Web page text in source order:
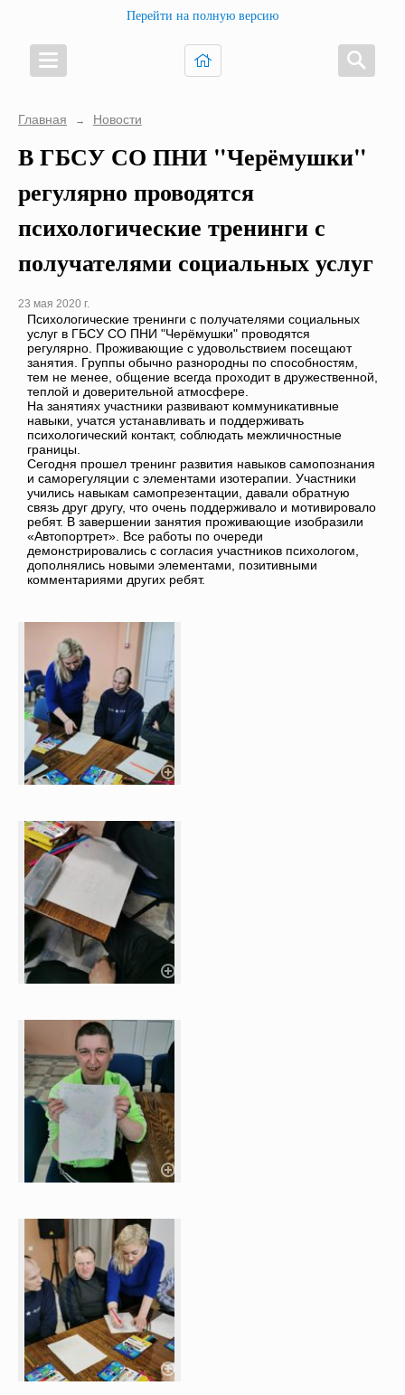
Перейти на полную версию
Главная → Новости
В ГБСУ СО ПНИ "Черёмушки"
регулярно проводятся
психологические тренинги с
получателями социальных услуг
23 мая 2020 г.
Психологические тренинги с получателями социальных
услуг в ГБСУ СО ПНИ "Черёмушки" проводятся
регулярно. Проживающие с удовольствием посещают
занятия. Группы обычно разнородны по способностям,
тем не менее, общение всегда проходит в дружественной,
теплой и доверительной атмосфере.
На занятиях участники развивают коммуникативные
навыки, учатся устанавливать и поддерживать
психологический контакт, соблюдать межличностные
границы.
Сегодня прошел тренинг развития навыков самопознания
и саморегуляции с элементами изотерапии. Участники
учились навыкам самопрезентации, давали обратную
связь друг другу, что очень поддерживало и мотивировало
ребят. В завершении занятия проживающие изобразили
«Автопортрет». Все работы по очереди
демонстрировались с согласия участников психологом,
дополнялись новыми элементами, позитивными
комментариями других ребят.